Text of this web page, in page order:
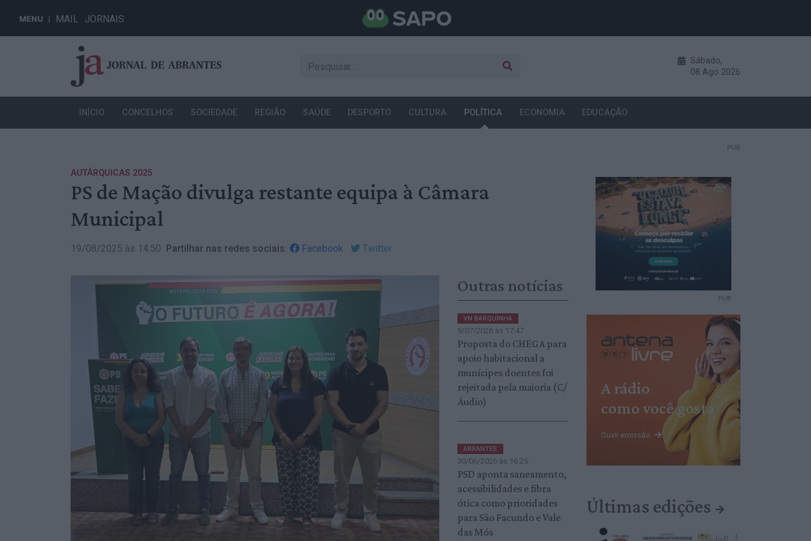
MENU MAIL JORNAIS
Sábado,
08 Ago 2026
INÍCIO CONCELHOS SOCIEDADE REGIÃO SAÚDE DESPORTO CULTURA POLÍTICA ECONOMIA EDUCAÇÃO
PUB
AUTÁRQUICAS 2025
PS de Mação divulga restante equipa à Câmara
Municipal
19/08/2025 às 14:50 Partilhar nas redes sociais: Facebook Twitter
Outras notícias
VN BARQUINHA
9/07/2026 às 17:47
Proposta do CHEGA para
apoio habitacional a
munícipes doentes foi
rejeitada pela maioria (C/
Áudio)
ABRANTES
30/06/2026 às 16:25
PSD aponta saneamento,
acessibilidades e fibra
ótica como prioridades
para São Facundo e Vale
das Mós
PUB
A rádio
como você gosta
Ouvir emissão
Últimas edições